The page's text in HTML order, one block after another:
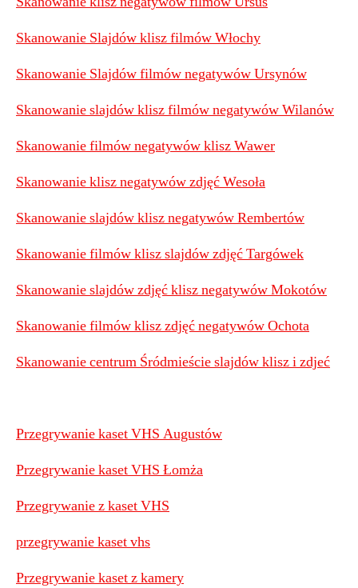
Skanowanie Slajdów klisz filmów Włochy
Skanowanie Slajdów filmów negatywów Ursynów
Skanowanie slajdów klisz filmów negatywów Wilanów
Skanowanie filmów negatywów klisz Wawer
Skanowanie klisz negatywów zdjęć Wesoła
Skanowanie slajdów klisz negatywów Rembertów
Skanowanie filmów klisz slajdów zdjęć Targówek
Skanowanie slajdów zdjęć klisz negatywów Mokotów
Skanowanie filmów klisz zdjęć negatywów Ochota
Skanowanie centrum Śródmieście slajdów klisz i zdjeć
Przegrywanie kaset VHS Augustów
Przegrywanie kaset VHS Łomża
Przegrywanie z kaset VHS
przegrywanie kaset vhs
Przegrywanie kaset z kamery